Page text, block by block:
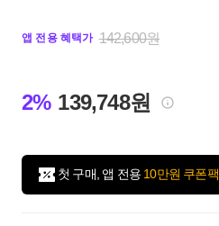
앱 전용 혜택가 142,600원
2% 139,748원
첫 구매, 앱 전용 10만원 쿠폰팩